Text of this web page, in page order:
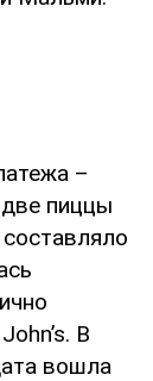
–
пиццы
В
вошла